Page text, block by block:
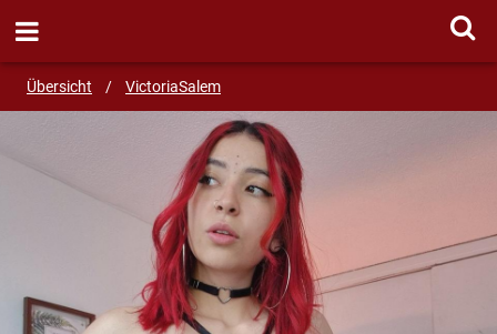
Übersicht / VictoriaSalem
ANSCHREIBEN